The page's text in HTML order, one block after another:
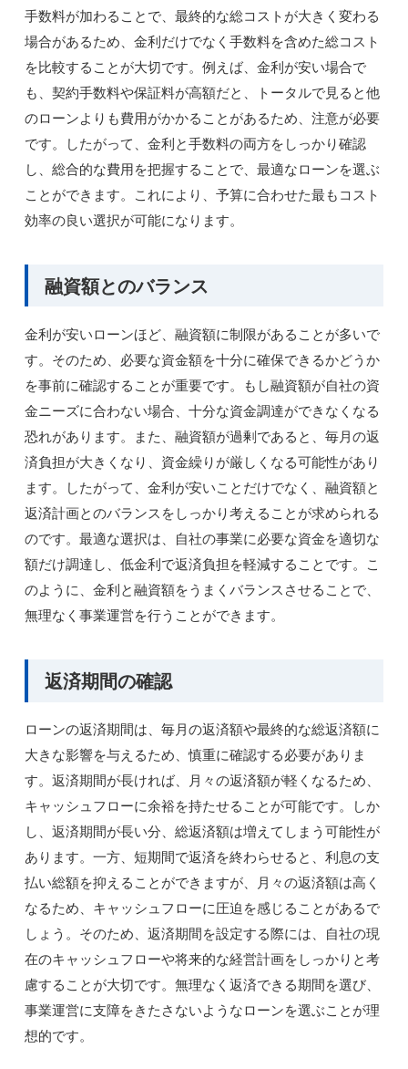
手数料が加わることで、最終的な総コストが大きく変わる
場合があるため、金利だけでなく手数料を含めた総コスト
を比較することが大切です。例えば、金利が安い場合で
も、契約手数料や保証料が高額だと、トータルで見ると他
のローンよりも費用がかかることがあるため、注意が必要
です。したがって、金利と手数料の両方をしっかり確認
し、総合的な費用を把握することで、最適なローンを選ぶ
ことができます。これにより、予算に合わせた最もコスト
効率の良い選択が可能になります。
融資額とのバランス
金利が安いローンほど、融資額に制限があることが多いで
す。そのため、必要な資金額を十分に確保できるかどうか
を事前に確認することが重要です。もし融資額が自社の資
金ニーズに合わない場合、十分な資金調達ができなくなる
恐れがあります。また、融資額が過剰であると、毎月の返
済負担が大きくなり、資金繰りが厳しくなる可能性があり
ます。したがって、金利が安いことだけでなく、融資額と
返済計画とのバランスをしっかり考えることが求められる
のです。最適な選択は、自社の事業に必要な資金を適切な
額だけ調達し、低金利で返済負担を軽減することです。こ
のように、金利と融資額をうまくバランスさせることで、
無理なく事業運営を行うことができます。
返済期間の確認
ローンの返済期間は、毎月の返済額や最終的な総返済額に
大きな影響を与えるため、慎重に確認する必要がありま
す。返済期間が長ければ、月々の返済額が軽くなるため、
キャッシュフローに余裕を持たせることが可能です。しか
し、返済期間が長い分、総返済額は増えてしまう可能性が
あります。一方、短期間で返済を終わらせると、利息の支
払い総額を抑えることができますが、月々の返済額は高く
なるため、キャッシュフローに圧迫を感じることがあるで
しょう。そのため、返済期間を設定する際には、自社の現
在のキャッシュフローや将来的な経営計画をしっかりと考
慮することが大切です。無理なく返済できる期間を選び、
事業運営に支障をきたさないようなローンを選ぶことが理
想的です。